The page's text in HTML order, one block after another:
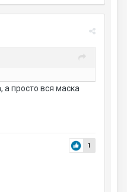
а просто вся маска
1